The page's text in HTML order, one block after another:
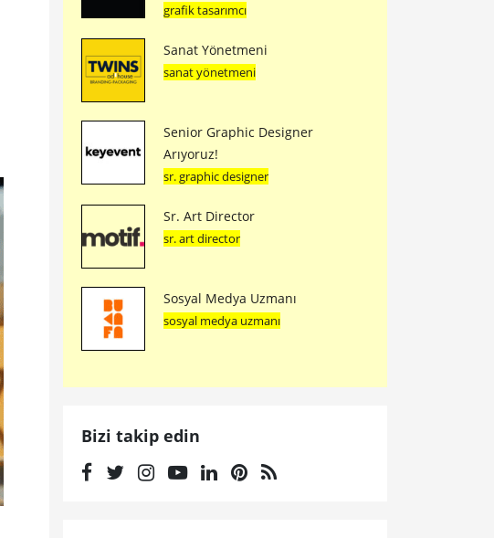
grafik tasarımcı
Sanat Yönetmeni
sanat yönetmeni
Senior Graphic Designer
Arıyoruz!
sr. graphic designer
Sr. Art Director
sr. art director
Sosyal Medya Uzmanı
sosyal medya uzmanı
Bizi takip edin